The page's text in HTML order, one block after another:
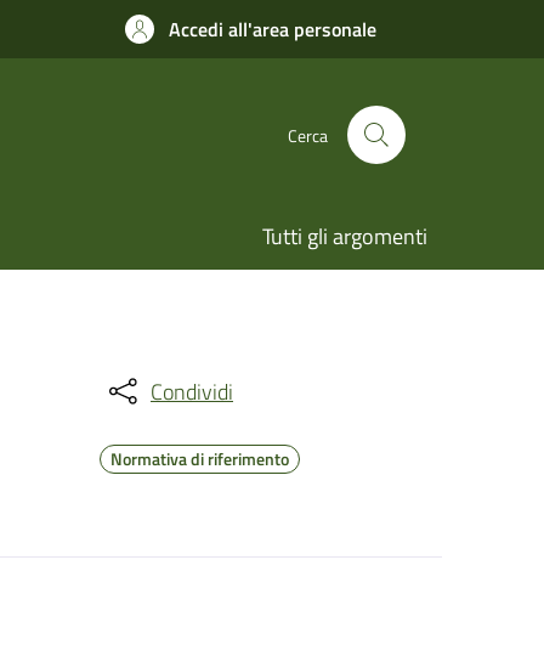
Accedi all'area personale
Cerca
Tutti gli argomenti
Condividi
Normativa di riferimento